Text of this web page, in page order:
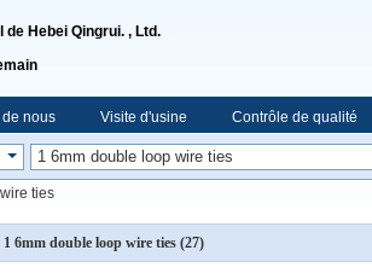
de Hebei Qingrui. , Ltd.
nous Visite d'usine Contrôle de qualité
ties
1 6mm double loop wire ties (27)